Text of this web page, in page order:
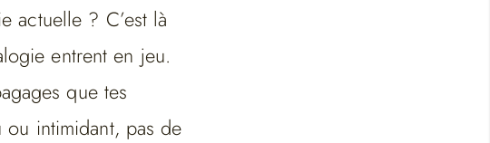
actuelle ? C’est là
entrent en jeu.
que tes
ou intimidant, pas de